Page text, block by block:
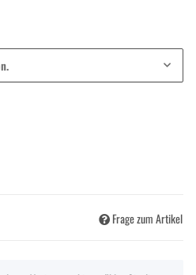
Frage zum Artikel